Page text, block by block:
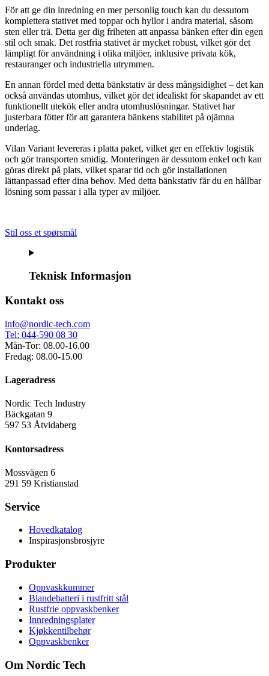
För att ge din inredning en mer personlig touch kan du dessutom
komplettera stativet med toppar och hyllor i andra material, såsom
sten eller trä. Detta ger dig friheten att anpassa bänken efter din egen
stil och smak. Det rostfria stativet är mycket robust, vilket gör det
lämpligt för användning i olika miljöer, inklusive privata kök,
restauranger och industriella utrymmen.
En annan fördel med detta bänkstativ är dess mångsidighet – det kan
också användas utomhus, vilket gör det idealiskt för skapandet av ett
funktionellt utekök eller andra utomhuslösningar. Stativet har
justerbara fötter för att garantera bänkens stabilitet på ojämna
underlag.
Vilan Variant levereras i platta paket, vilket ger en effektiv logistik
och gör transporten smidig. Monteringen är dessutom enkel och kan
göras direkt på plats, vilket sparar tid och gör installationen
lättanpassad efter dina behov. Med detta bänkstativ får du en hållbar
lösning som passar i alla typer av miljöer.
Stil oss et spørsmål
Teknisk Informasjon
Kontakt oss
info@nordic-tech.com
Tel: 044-590 08 30
Mån-Tor: 08.00-16.00
Fredag: 08.00-15.00
Lageradress
Nordic Tech Industry
Bäckgatan 9
597 53 Åtvidaberg
Kontorsadress
Mossvägen 6
291 59 Kristianstad
Service
Hovedkatalog
Inspirasjonsbrosjyre
Produkter
Oppvaskkummer
Blandebatteri i rustfritt stål
Rustfrie oppvaskbenker
Innredningsplater
Kjøkkentilbehør
Oppvaskbenker
Om Nordic Tech